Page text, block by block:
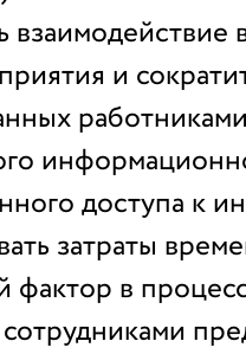
взаимодействие
и
доступа к
затраты
фактор в